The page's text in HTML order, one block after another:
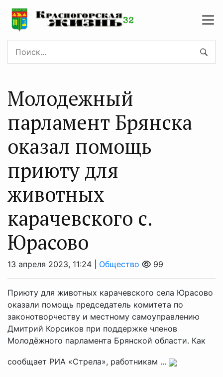
Молодежный
парламент Брянска
оказал помощь
приюту для
животных
карачевского с.
Юрасово
13 апреля 2023, 11:24 | Общество 99
Приюту для животных карачевского села Юрасово
оказали помощь председатель комитета по
законотворчеству и местному самоуправлению
Дмитрий Корсиков при поддержке членов
Молодёжного парламента Брянской области. Как
сообщает РИА «Стрела», работникам ...